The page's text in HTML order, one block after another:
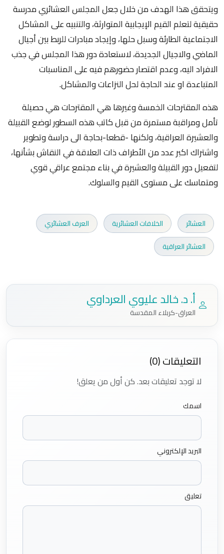
ويتحقق هذا الهدف من خلال جعل المجلس العشائري مدرسة
حقيقية لتعلم القيم الإيجابية المتوارثة، والتنبيه على المشاكل
الاجتماعية الطارئة وسبل حلها، وإيجاد مبادرات للربط بين أجيال
الماضي والاجيال الجديدة، لاستعادة دور هذا المجلس في جذب
الافراد اليه، وعدم اقتصار حضورهم فيه على المناسبات
المتباعدة او عند الحاجة لحل النزاعات والمشاكل.
هذه المقترحات الخمسة وغيرها هي المقترحات هي حصيلة
تأمل ومراقبة مستمرة من قبل كاتب هذه السطور لوضع القبيلة
والعشيرة العراقية، ولكنها -قطعا-بحاجة الى دراسة وتطوير
واشتراك اكبر عدد من الأطراف ذات العلاقة في النقاش بشأنها،
لتفعيل دور القبيلة والعشيرة في بناء مجتمع عراقي قوي
ومتماسك على مستوى القيم والسلوك.
العشائر الخلافات العشائرية
العرف العشائري
العشائر العراقية
أ. د. خالد عليوي العرداوي
العراق-كربلاء المقدسة
التعليقات (0)
لا توجد تعليقات بعد. كن أول من يعلق!
اسمك
البريد الإلكتروني
تعليق